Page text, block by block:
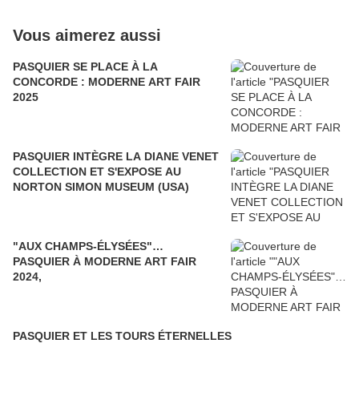
Vous aimerez aussi
PASQUIER SE PLACE À LA
CONCORDE : MODERNE ART FAIR
2025
PASQUIER INTÈGRE LA DIANE VENET
COLLECTION ET S'EXPOSE AU
NORTON SIMON MUSEUM (USA)
"AUX CHAMPS-ÉLYSÉES"…
PASQUIER À MODERNE ART FAIR
2024,
PASQUIER ET LES TOURS ÉTERNELLES